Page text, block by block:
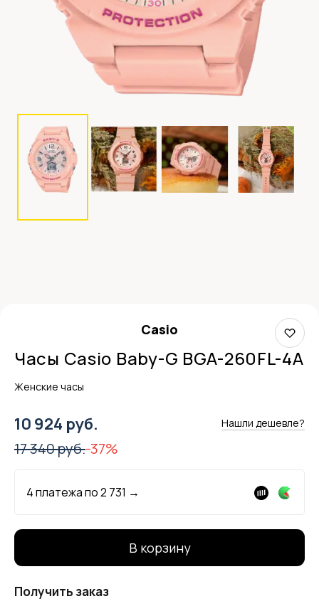
Casio
Часы Casio Baby-G BGA-260FL-4A
Женские часы
10 924 руб. Нашли дешевле?
17 340 руб.-37%
4 платежа по2 731 →
В корзину
Получить заказ